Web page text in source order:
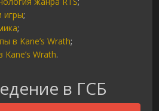
игры;
;
в Kane’s Wrath;
Wrath.
в ГСБ